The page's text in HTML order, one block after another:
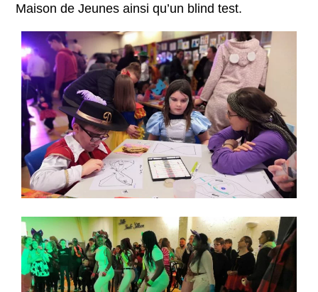
Maison de Jeunes ainsi qu’un blind test.